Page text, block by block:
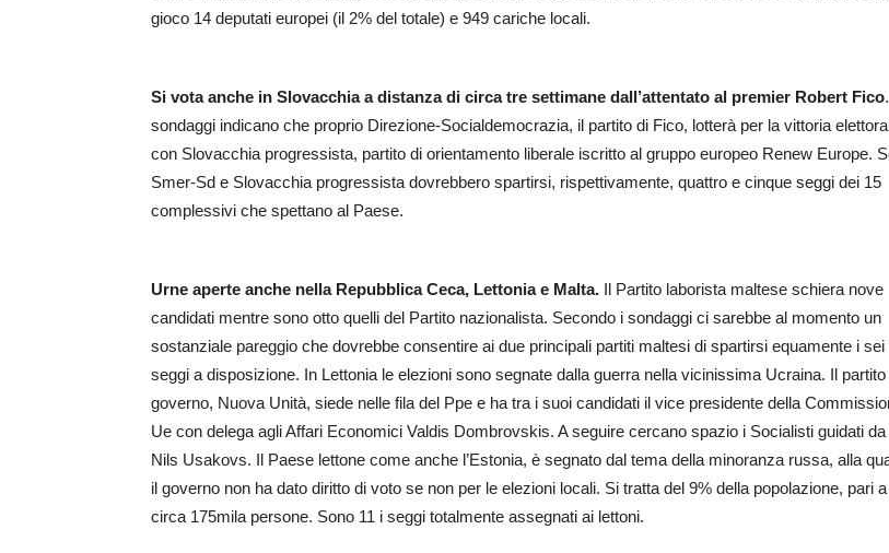
gioco 14 deputati europei (il 2% del totale) e 949 cariche locali.
Si vota anche in Slovacchia a distanza di circa tre settimane dall’attentato al premier Robert Fico
sondaggi indicano che proprio Direzione-Socialdemocrazia, il partito di Fico, lotterà per la vittoria
con Slovacchia progressista, partito di orientamento liberale iscritto al gruppo europeo Renew Europe.
Smer-Sd e Slovacchia progressista dovrebbero spartirsi, rispettivamente, quattro e cinque seggi dei 15
complessivi che spettano al Paese.
Urne aperte anche nella Repubblica Ceca, Lettonia e Malta. Il Partito laborista maltese schiera nove
candidati mentre sono otto quelli del Partito nazionalista. Secondo i sondaggi ci sarebbe al momento un
sostanziale pareggio che dovrebbe consentire ai due principali partiti maltesi di spartirsi equamente i sei
seggi a disposizione. In Lettonia le elezioni sono segnate dalla guerra nella vicinissima Ucraina. Il partito
governo, Nuova Unità, siede nelle fila del Ppe e ha tra i suoi candidati il vice presidente della
Ue con delega agli Affari Economici Valdis Dombrovskis. A seguire cercano spazio i Socialisti guidati da
Nils Usakovs. Il Paese lettone come anche l’Estonia, è segnato dal tema della minoranza russa, alla
il governo non ha dato diritto di voto se non per le elezioni locali. Si tratta del 9% della popolazione, pari a
circa 175mila persone. Sono 11 i seggi totalmente assegnati ai lettoni.